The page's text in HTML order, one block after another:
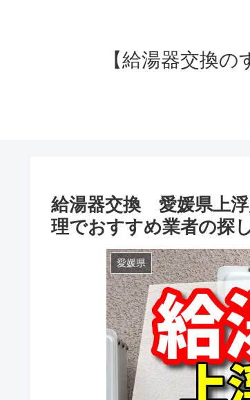
【給湯器交換
給湯器交換 愛媛県上
理でおすすめ業者の探
愛媛県